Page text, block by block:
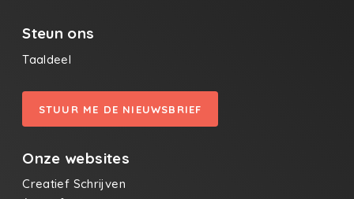
Steun ons
Taaldeel
STUUR ME DE NIEUWSBRIEF
Onze websites
Creatief Schrijven